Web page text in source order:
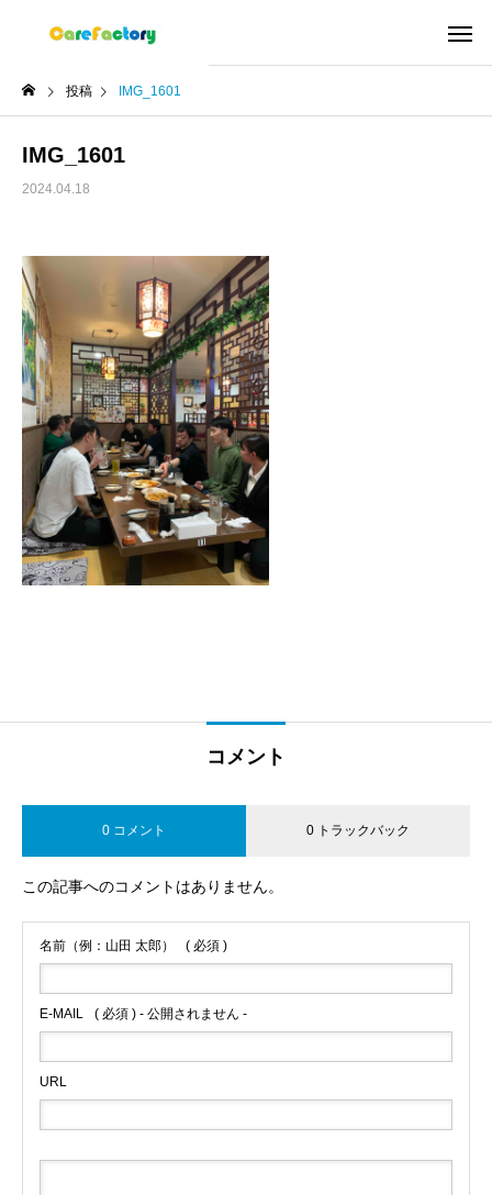
投稿 IMG_1601
IMG_1601
2024.04.18
コメント
0 コメント 0 トラックバック
この記事へのコメントはありません。
名前（例：山田 太郎） ( 必須 )
E-MAIL ( 必須 ) - 公開されません -
URL